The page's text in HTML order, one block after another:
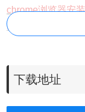
chrome浏览器安
INVALID"解决方法
下载地址